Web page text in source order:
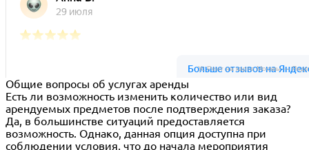
Ус Рент на карте Москвы —
Общие вопросы об услугах аренды
Есть ли возможность изменить количество или вид
арендуемых предметов после подтверждения заказа?
Да, в большинстве ситуаций предоставляется
возможность. Однако, данная опция доступна при
соблюдении условия, что до начала мероприятия